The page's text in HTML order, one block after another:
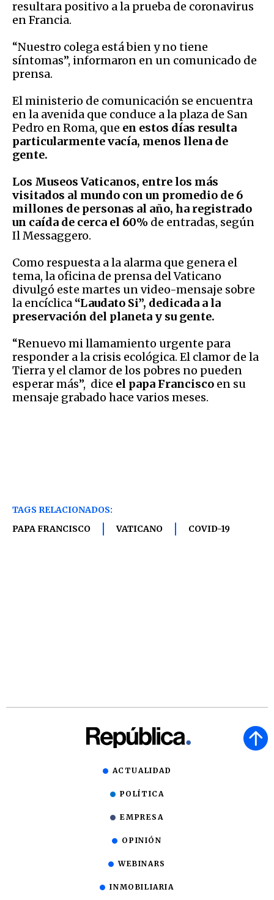
resultara positivo a la prueba de coronavirus
en Francia.
“Nuestro colega está bien y no tiene
síntomas”, informaron en un comunicado de
prensa.
El ministerio de comunicación se encuentra
en la avenida que conduce a la plaza de San
Pedro en Roma, que en estos días resulta
particularmente vacía, menos llena de
gente.
Los Museos Vaticanos, entre los más
visitados al mundo con un promedio de 6
millones de personas al año, ha registrado
un caída de cerca el 60% de entradas, según
Il Messaggero.
Como respuesta a la alarma que genera el
tema, la oficina de prensa del Vaticano
divulgó este martes un video-mensaje sobre
la encíclica “Laudato Si”, dedicada a la
preservación del planeta y su gente.
“Renuevo mi llamamiento urgente para
responder a la crisis ecológica. El clamor de la
Tierra y el clamor de los pobres no pueden
esperar más”, dice el papa Francisco en su
mensaje grabado hace varios meses.
TAGS RELACIONADOS:
PAPA FRANCISCO
VATICANO COVID-19
ACTUALIDAD
POLÍTICA
EMPRESA
OPINIÓN
WEBINARS
INMOBILIARIA